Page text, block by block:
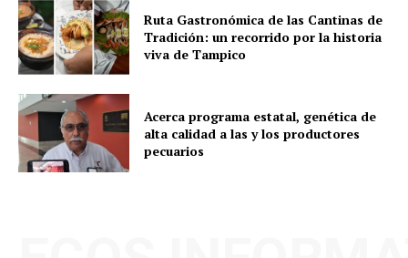
Ruta Gastronómica de las Cantinas de
Tradición: un recorrido por la historia
viva de Tampico
Acerca programa estatal, genética de
alta calidad a las y los productores
pecuarios